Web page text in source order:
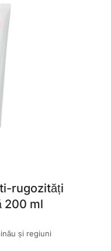
rugozități
200 ml
și regiuni